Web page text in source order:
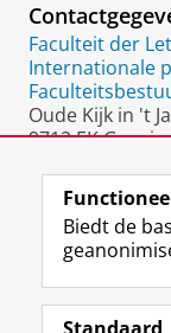
Faculteit der
Internationale
Oude Kijk in 't
9712 EK
Biedt de